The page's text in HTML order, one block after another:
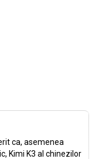
ca, asemenea
Kimi K3 al chinezilor